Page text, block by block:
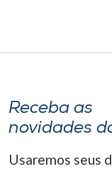
Receba as
novidades
Usaremos seus